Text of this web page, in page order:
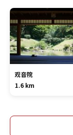
观音院
1.6 km